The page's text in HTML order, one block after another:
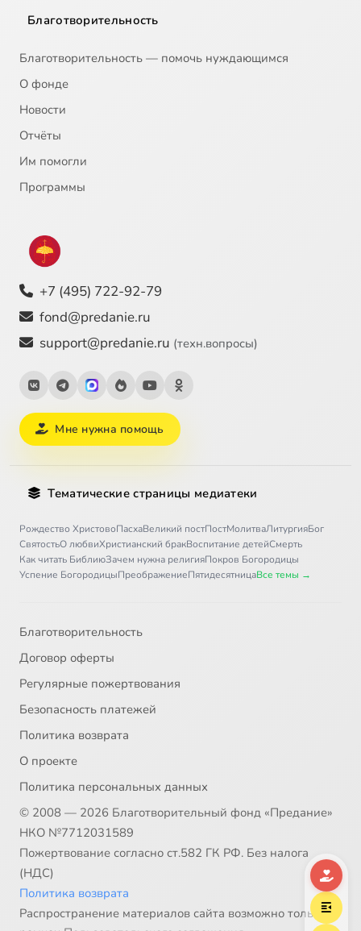
Благотворительность
Благотворительность — помочь нуждающимся
О фонде
Новости
Отчёты
Им помогли
Программы
+7 (495) 722-92-79
fond@predanie.ru
support@predanie.ru (техн.вопросы)
Мне нужна помощь
Тематические страницы медиатеки
Рождество ХристовоПасхаВеликий постПостМолитваЛитургияБог
СвятостьО любвиХристианский бракВоспитание детейСмерть
Как читать БиблиюЗачем нужна религияПокров Богородицы
Успение БогородицыПреображениеПятидесятницаВсе темы →
Благотворительность
Договор оферты
Регулярные пожертвования
Безопасность платежей
Политика возврата
О проекте
Политика персональных данных
© 2008 — 2026 Благотворительный фонд «Предание»
НКО №7712031589
Пожертвование согласно ст.582 ГК РФ. Без налога
(НДС)
Политика возврата
Распространение материалов сайта возможно только в